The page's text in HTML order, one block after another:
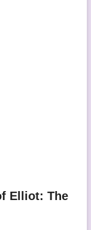
Elliot: The